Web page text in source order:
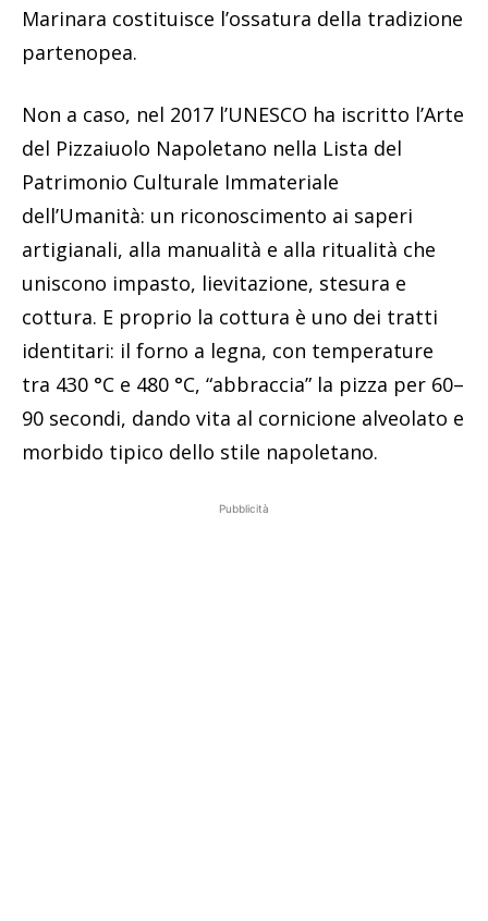
Marinara costituisce l’ossatura della tradizione
partenopea.
Non a caso, nel 2017 l’UNESCO ha iscritto l’Arte
del Pizzaiuolo Napoletano nella Lista del
Patrimonio Culturale Immateriale
dell’Umanità: un riconoscimento ai saperi
artigianali, alla manualità e alla ritualità che
uniscono impasto, lievitazione, stesura e
cottura. E proprio la cottura è uno dei tratti
identitari: il forno a legna, con temperature
tra 430 °C e 480 °C, “abbraccia” la pizza per 60–
90 secondi, dando vita al cornicione alveolato e
morbido tipico dello stile napoletano.
Pubblicità